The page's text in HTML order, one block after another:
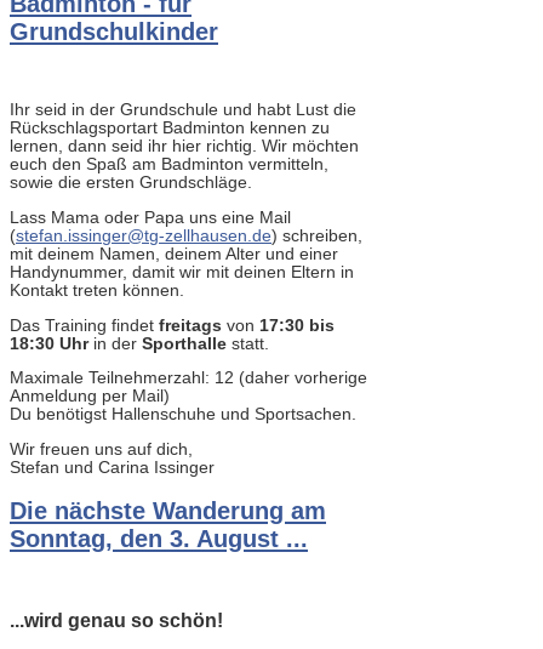
Grundschulkinder
Ihr seid in der Grundschule und habt Lust die
Rückschlagsportart Badminton kennen zu
lernen, dann seid ihr hier richtig. Wir möchten
euch den Spaß am Badminton vermitteln,
sowie die ersten Grundschläge.
Lass Mama oder Papa uns eine Mail
(stefan.issinger@tg-zellhausen.de) schreiben,
mit deinem Namen, deinem Alter und einer
Handynummer, damit wir mit deinen Eltern in
Kontakt treten können.
Das Training findet freitags von 17:30 bis
18:30 Uhrin der Sporthalle statt.
Maximale Teilnehmerzahl: 12 (daher vorherige
Anmeldung per Mail)
Du benötigst Hallenschuhe und Sportsachen.
Wir freuen uns auf dich,
Stefan und Carina Issinger
Die nächste Wanderung am
Sonntag, den 3. August ...
...wird genau so schön!